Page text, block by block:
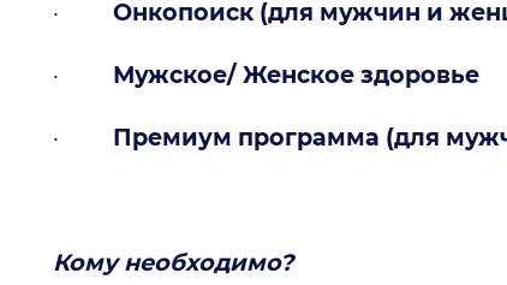
· Онкопоиск (для мужчин и
· Мужское/ Женское здоровье
· Премиум программа (для
Кому необходимо?